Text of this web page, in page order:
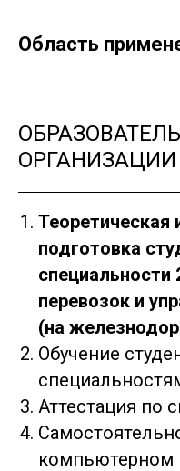
Область
ОРГАНИЗАЦИИ
Теоретическая
подготовка
специальности
перевозок и
(на
Обучение
Аттестация по
компьютерном